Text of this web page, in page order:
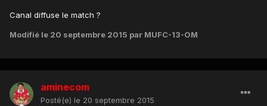
Canal diffuse le match ?
Modifié le 20 septembre 2015 par MUFC-13-OM
aminecom
Posté(e) le 20 septembre 2015